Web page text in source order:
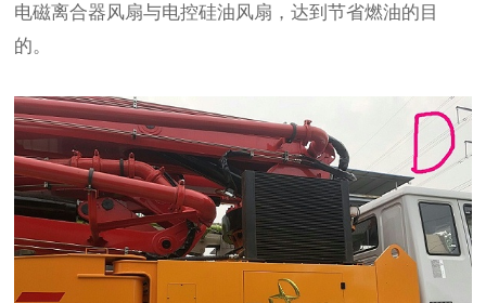
电磁离合器风扇与电控硅油风扇，达到节省燃油的目
的。